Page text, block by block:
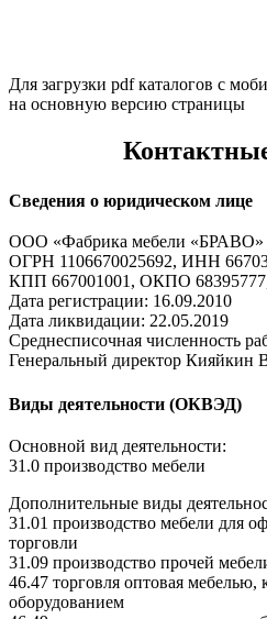
Для загрузки pdf каталогов с
на основную версию страницы
Сведения о юридическом лице
ООО «Фабрика мебели «БРАВО»
ОГРН 1106670025692, ИНН
КПП 667001001, ОКПО
Дата регистрации: 16.09.2010
Дата ликвидации: 22.05.2019
Среднесписочная численность
Генеральный директор Кияйкин
Виды деятельности (ОКВЭД)
Основной вид деятельности:
31.0 производство мебели
Дополнительные виды
31.01 производство мебели для
торговли
31.09 производство прочей
46.47 торговля оптовая
оборудованием